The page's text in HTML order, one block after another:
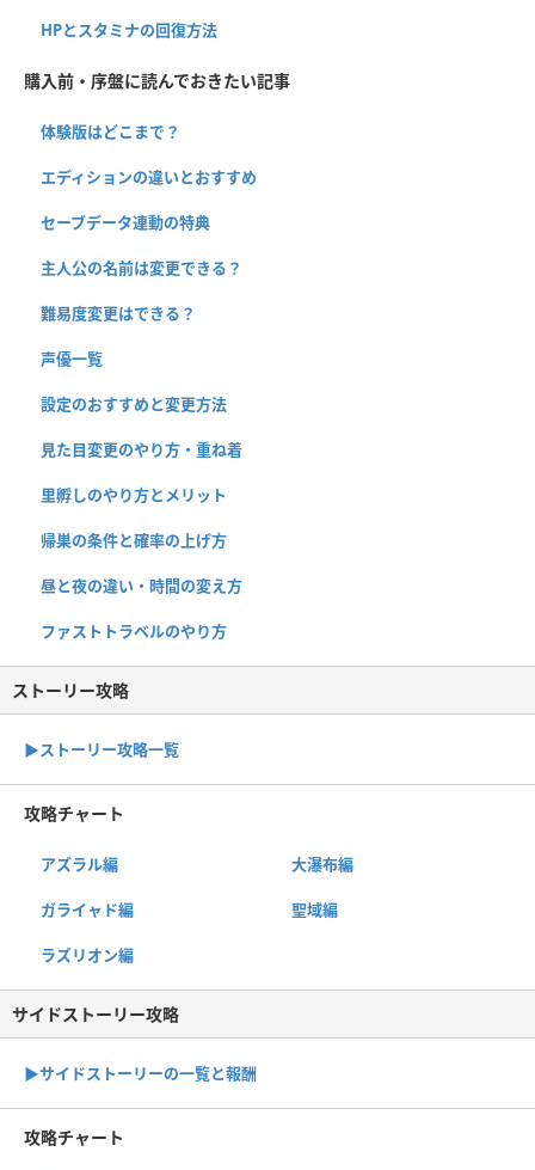
HPとスタミナの回復方法
購入前・序盤に読んでおきたい記事
体験版はどこまで？
エディションの違いとおすすめ
セーブデータ連動の特典
主人公の名前は変更できる？
難易度変更はできる？
声優一覧
設定のおすすめと変更方法
見た目変更のやり方・重ね着
里孵しのやり方とメリット
帰巣の条件と確率の上げ方
昼と夜の違い・時間の変え方
ファストトラベルのやり方
ストーリー攻略
▶︎ストーリー攻略一覧
攻略チャート
アズラル編 大瀑布編
ガライャド編 聖域編
ラズリオン編
サイドストーリー攻略
▶サイドストーリーの一覧と報酬
攻略チャート